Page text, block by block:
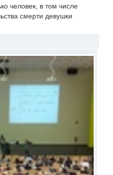
человек, в том числе
смерти девушки